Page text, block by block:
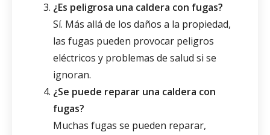
¿Es peligrosa una caldera con fugas?
Sí. Más allá de los daños a la propiedad,
las fugas pueden provocar peligros
eléctricos y problemas de salud si se
ignoran.
¿Se puede reparar una caldera con
fugas?
Muchas fugas se pueden reparar,